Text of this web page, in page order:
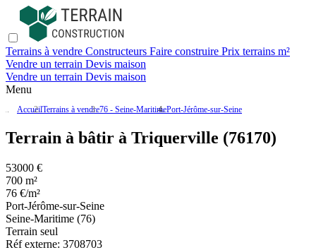
Terrains à vendre Constructeurs Faire construire Prix terrains m²
Vendre un terrain Devis maison
Vendre un terrain Devis maison
Menu
AccueilTerrains à vendre76 - Seine-MaritimePort-Jérôme-sur-Seine
Terrain à bâtir à Triquerville (76170)
53000 €
700 m²
76 €/m²
Port-Jérôme-sur-Seine
Seine-Maritime (76)
Terrain seul
Réf externe: 3708703